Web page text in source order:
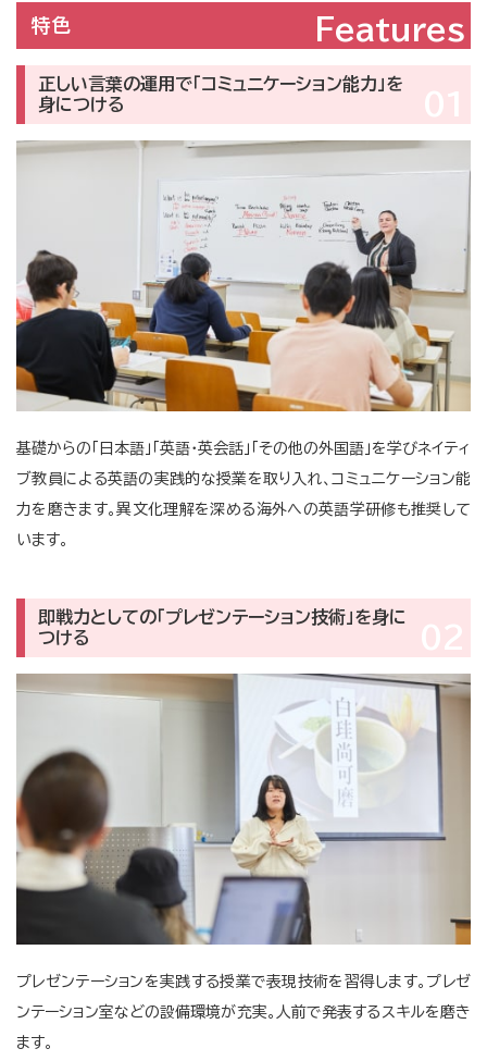
特色 Features
正しい言葉の運用で「コミュニケーション能力」を
身につける
01
基礎からの「日本語」「英語・英会話」「その他の外国語」を学びネイティ
ブ教員による英語の実践的な授業を取り入れ、コミュニケーション能
力を磨きます。異文化理解を深める海外への英語学研修も推奨して
います。
即戦力としての「プレゼンテーション技術」を身に
つける
02
プレゼンテーションを実践する授業で表現技術を習得します。プレゼ
ンテーション室などの設備環境が充実。人前で発表するスキルを磨き
ます。